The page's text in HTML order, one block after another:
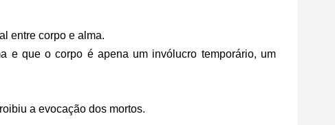
entre corpo e alma.
e que o corpo é apena um invólucro temporário, um
a evocação dos mortos.